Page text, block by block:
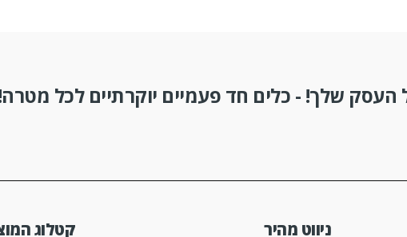
שלך! - כלים חד פעמיים יוקרתיים לכל
ניווט מהיר קטלוג